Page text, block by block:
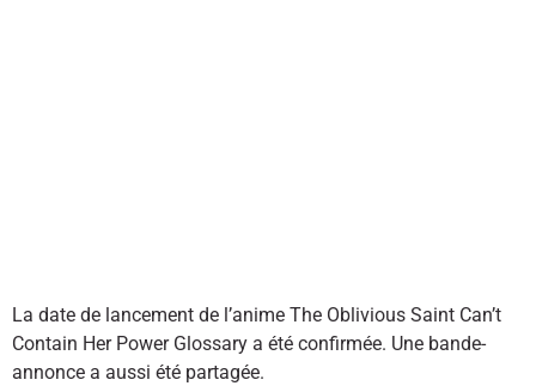
La date de lancement de l’anime The Oblivious Saint Can’t
Contain Her Power Glossary a été confirmée. Une bande-
annonce a aussi été partagée.